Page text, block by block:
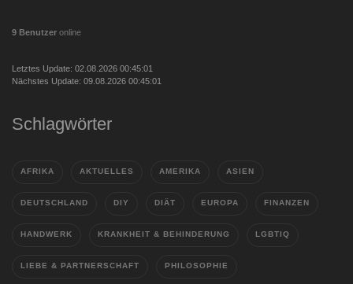
9 Benutzer online
Letztes Update: 02.08.2026 00:45:01
Nächstes Update: 09.08.2026 00:45:01
Schlagwörter
AFRIKA AKTUELLES AMERIKA ASIEN
DEUTSCHLAND DIY DIÄT EUROPA FINANZEN
HANDWERK KRANKHEIT & BEHINDERUNG LGBTIQ
LIEBE & PARTNERSCHAFT PHILOSOPHIE